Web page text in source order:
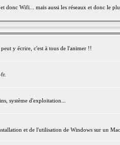
Wifi... mais aussi les réseaux et donc le
y écrire, c'est à tous de l'animer !!
système d'exploitation...
et de l'utilisation de Windows sur un